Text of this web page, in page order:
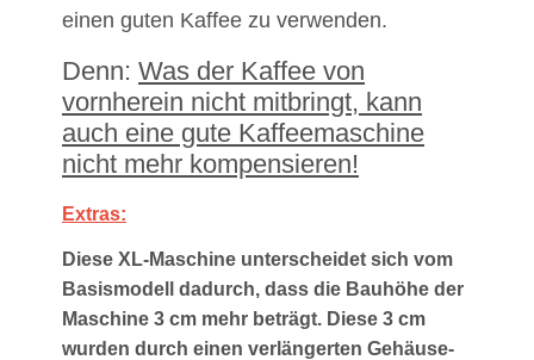
einen guten Kaffee zu verwenden.
Denn: Was der Kaffee von
vornherein nicht mitbringt, kann
auch eine gute Kaffeemaschine
nicht mehr kompensieren!
Extras:
Diese XL-Maschine unterscheidet sich vom
Basismodell dadurch, dass die Bauhöhe der
Maschine 3 cm mehr beträgt. Diese 3 cm
wurden durch einen verlängerten Gehäuse-